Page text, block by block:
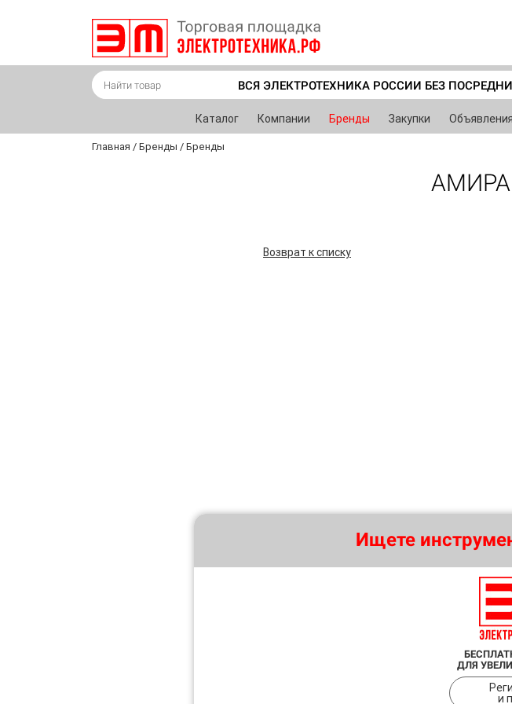
ВСЯ ЭЛЕКТРОТЕХНИКА РОССИИ БЕЗ
Каталог Компании Бренды Закупки Объявления
Главная / Бренды / Бренды
АМИРА
Возврат к списку
Ищете
ДЛЯ
и